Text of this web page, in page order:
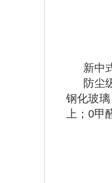
新中
防尘
钢化玻
上；0甲